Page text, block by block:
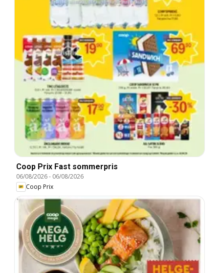
Coop Prix Fast sommerpris
06/08/2026- 06/08/2026
Coop Prix